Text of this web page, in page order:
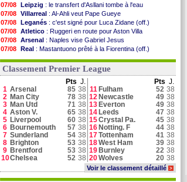
07/08 Leipzig : le transfert d'Asllani tombe à l'eau
07/08 Villarreal : Al-Ahli veut Pape Gueye
07/08 Leganés : c'est signé pour Luca Zidane (off.)
07/08 Atletico : Ruggeri en route pour Aston Villa
07/08 Arsenal : Naples vise Gabriel Jesus
07/08 Real : Mastantuono prêté à la Fiorentina (off.)
07/08
Palace: Tomiyasu a convaincu (officiel)
07/08 Grenade: Luca Zidane va changer de club
: Zhegrova très clair sur son futur
07/08 Arsenal
: Guimarães a signé son contrat
07/08 Man Utd
: Bayindir signe au Celta (officiel)
07/08 Man City : Enzo Fernandez pour l'après-Rodri ?
Voir toutes les brèves
Classement Premier League
Pts J. Pts J.
1 Arsenal 85 38 11 Fulham 52 38
2 Man City 78 38 12 Newcastle 49 38
3 Man Utd 71 38 13 Everton 49 38
4 Aston V. 65 38 14 Leeds 47 38
5 Liverpool 60 38 15Crystal Pa. 45 38
6 Bournemouth 57 38 16 Notting. F 44 38
7 Sunderland 54 38 17Tottenham 41 38
8 Brighton 53 38 18West Ham 39 38
9 Brentford 53 38 19 Burnley 22 38
10Chelsea 52 38 20Wolves 20 38
Voir le classement détaillé >